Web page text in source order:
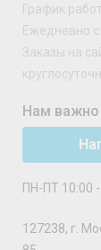
График
Ежедневно с
Заказы на
Нам
ПН-ПТ 10:00
127238, г.